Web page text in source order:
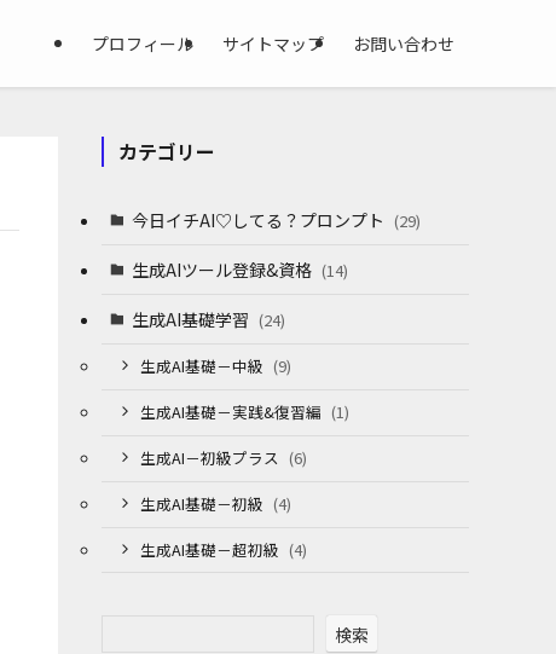
プロフィール サイトマップ お問い合わせ
カテゴリー
今日イチAI♡してる？プロンプト (29)
生成AIツール登録&資格 (14)
生成AI基礎学習 (24)
生成AI基礎－中級 (9)
生成AI基礎－実践&復習編 (1)
生成AI－初級プラス (6)
生成AI基礎－初級 (4)
生成AI基礎－超初級 (4)
検索